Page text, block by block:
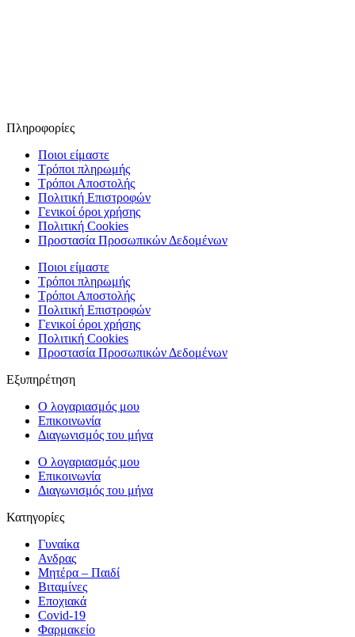
Πληροφορίες
Ποιοι είμαστε
Τρόποι πληρωμής
Τρόποι Αποστολής
Πολιτική Επιστροφών
Γενικοί όροι χρήσης
Πολιτική Cookies
Προστασία Προσωπικών Δεδομένων
Ποιοι είμαστε
Τρόποι πληρωμής
Τρόποι Αποστολής
Πολιτική Επιστροφών
Γενικοί όροι χρήσης
Πολιτική Cookies
Προστασία Προσωπικών Δεδομένων
Εξυπηρέτηση
Ο λογαριασμός μου
Επικοινωνία
Διαγωνισμός του μήνα
Ο λογαριασμός μου
Επικοινωνία
Διαγωνισμός του μήνα
Κατηγορίες
Γυναίκα
Ανδρας
Μητέρα – Παιδί
Βιταμίνες
Εποχιακά
Covid-19
Φαρμακείο